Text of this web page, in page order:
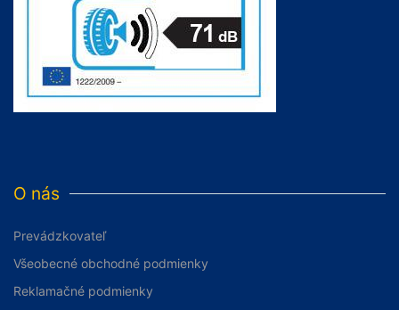
O nás
Prevádzkovateľ
Všeobecné obchodné podmienky
Reklamačné podmienky